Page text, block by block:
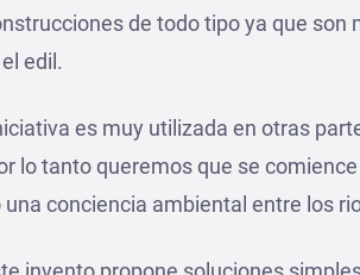
de todo tipo ya que son
edil.
es muy utilizada en otras
lo tanto queremos que se
conciencia ambiental entre los